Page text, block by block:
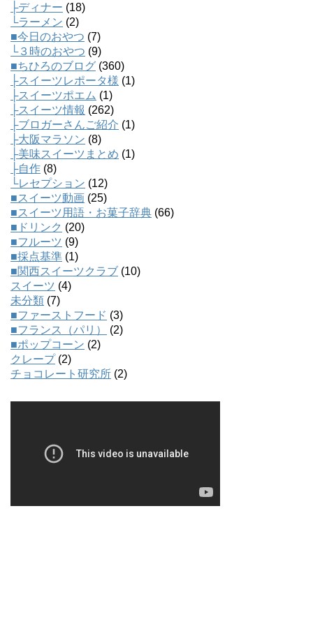
├ディナー (18)
└ラーメン (2)
■今日のおやつ (7)
└３時のおやつ (9)
■ちひろのブログ (360)
├スイーツレポータ様 (1)
├スイーツポエム (1)
├スイーツ情報 (262)
├ブロガーさんご紹介 (1)
├大阪マラソン (8)
├美味スイーツまとめ (1)
├自作 (8)
└レセプション (12)
■スイーツ動画 (25)
■スイーツ用語・お菓子辞典 (66)
■ドリンク (20)
■フルーツ (9)
■採点基準 (1)
■関西スイーツクラブ (10)
スイーツ (4)
未分類 (7)
■ファーストフード (3)
■フランス（パリ）
(2)
■ポップコーン (2)
クレープ(2)
チョコレート研究所 (2)